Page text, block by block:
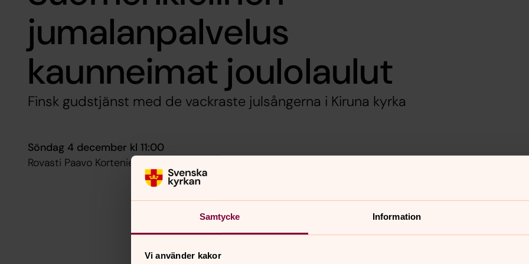
Samtycke Information
Vi använder kakor
jumalanpalvelus
kaunneimat joulolaulut
Finsk gudstjänst med de vackraste julsångerna i Kiruna kyrka
Söndag 4 december kl 11:00
Rovasti Paavo Korteniemi, Niklas Johansson